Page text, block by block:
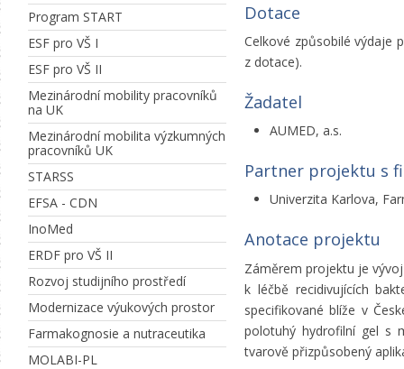
Program START
ESF pro VŠ I
ESF pro VŠ II
Mezinárodní mobility pracovníků
na UK
Mezinárodní mobilita výzkumných
pracovníků UK
STARSS
EFSA - CDN
InoMed
ERDF pro VŠ II
Rozvoj studijního prostředí
Modernizace výukových prostor
Farmakognosie a nutraceutika
MOLABI-PL
Dotace
Celkové způsobilé výdaje
z dotace).
Žadatel
AUMED, a.s.
Partner projektu s
Univerzita Karlova,
Anotace projektu
Záměrem projektu je
k léčbě recidivujících
specifikované blíže v
polotuhý hydrofilní gel s
tvarově přizpůsobený